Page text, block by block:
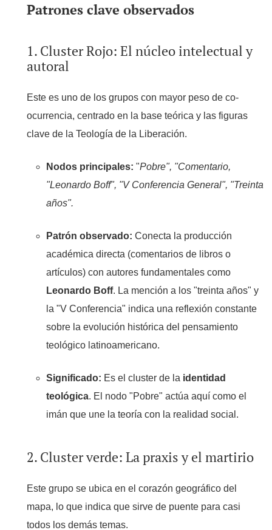
Patrones clave observados
1. Cluster Rojo: El núcleo intelectual y
autoral
Este es uno de los grupos con mayor peso de co-
ocurrencia, centrado en la base teórica y las figuras
clave de la Teología de la Liberación.
Nodos principales: "Pobre", "Comentario,
"Leonardo Boff", "V Conferencia General", "Treinta
años".
Patrón observado: Conecta la producción
académica directa (comentarios de libros o
artículos) con autores fundamentales como
Leonardo Boff. La mención a los "treinta años" y
la "V Conferencia" indica una reflexión constante
sobre la evolución histórica del pensamiento
teológico latinoamericano.
Significado: Es el cluster de la identidad
teológica. El nodo "Pobre" actúa aquí como el
imán que une la teoría con la realidad social.
2. Cluster verde: La praxis y el martirio
Este grupo se ubica en el corazón geográfico del
mapa, lo que indica que sirve de puente para casi
todos los demás temas.